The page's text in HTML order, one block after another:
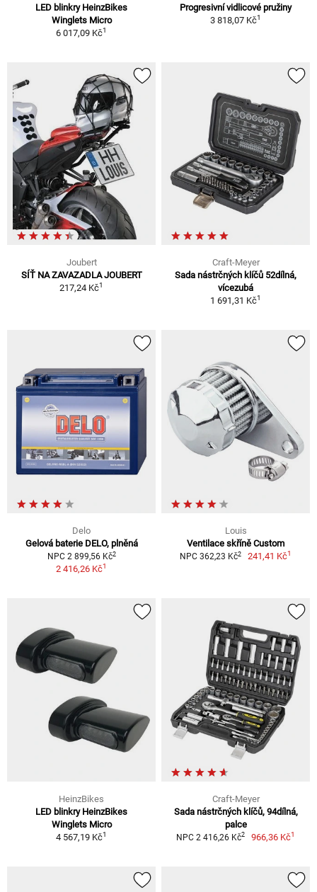
LED blinkry HeinzBikes
Winglets Micro
6 017,09 Kč1
Progresivní vidlicové pružiny
3 818,07 Kč1
Joubert
SÍŤ NA ZAVAZADLA JOUBERT
217,24 Kč1
Craft-Meyer
Sada nástrčných klíčů 52dílná,
vícezubá
1 691,31 Kč1
Delo
Gelová baterie DELO, plněná
NPC 2 899,56 Kč2
2 416,26 Kč1
Louis
Ventilace skříně Custom
NPC 362,23 Kč2 241,41 Kč1
HeinzBikes
LED blinkry HeinzBikes
Winglets Micro
4 567,19 Kč1
Craft-Meyer
Sada nástrčných klíčů, 94dílná,
palce
NPC 2 416,26 Kč2 966,36 Kč1